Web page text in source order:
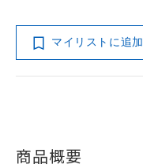
マイリストに追加
商品概要